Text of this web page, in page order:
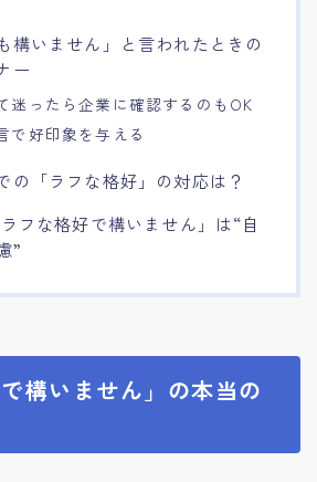
構いません」と言われたときの
ー
ったら企業に確認するのもOK
好印象を与える
の「ラフな格好」の対応は？
フな格好で構いません」は“自
”
構いません」の本当の